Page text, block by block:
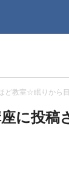
ど教室☆眠りから
に投稿